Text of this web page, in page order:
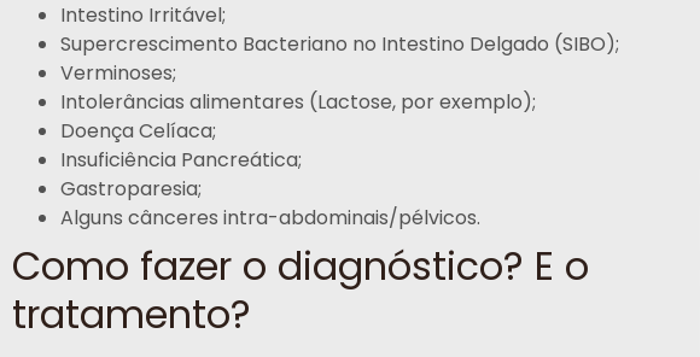
Intestino Irritável;
Supercrescimento Bacteriano no Intestino Delgado (SIBO);
Verminoses;
Intolerâncias alimentares (Lactose, por exemplo);
Doença Celíaca;
Insuficiência Pancreática;
Gastroparesia;
Alguns cânceres intra-abdominais/pélvicos.
Como fazer o diagnóstico? E o
tratamento?